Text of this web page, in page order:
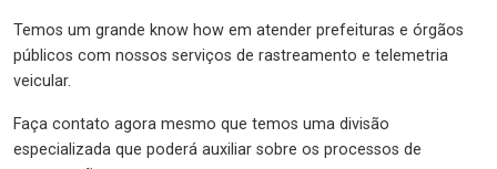
Temos um grande know how em atender prefeituras e órgãos
públicos com nossos serviços de rastreamento e telemetria
veicular.
Faça contato agora mesmo que temos uma divisão
especializada que poderá auxiliar sobre os processos de